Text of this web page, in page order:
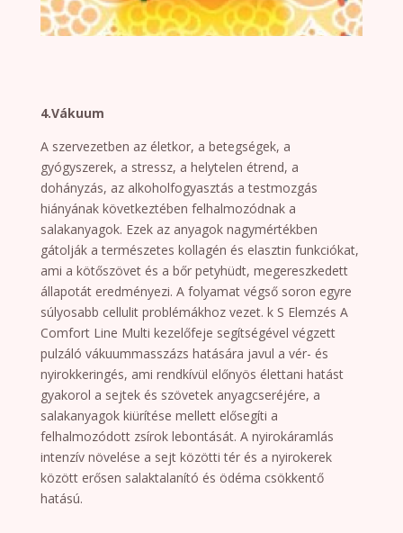
4.Vákuum
A szervezetben az életkor, a betegségek, a
gyógyszerek, a stressz, a helytelen étrend, a
dohányzás, az alkoholfogyasztás a testmozgás
hiányának következtében felhalmozódnak a
salakanyagok. Ezek az anyagok nagymértékben
gátolják a természetes kollagén és elasztin funkciókat,
ami a kötőszövet és a bőr petyhüdt, megereszkedett
állapotát eredményezi. A folyamat végső soron egyre
súlyosabb cellulit problémákhoz vezet. k S Elemzés A
Comfort Line Multi kezelőfeje segítségével végzett
pulzáló vákuummasszázs hatására javul a vér- és
nyirokkeringés, ami rendkívül előnyös élettani hatást
gyakorol a sejtek és szövetek anyagcseréjére, a
salakanyagok kiürítése mellett elősegíti a
felhalmozódott zsírok lebontását. A nyirokáramlás
intenzív növelése a sejt közötti tér és a nyirokerek
között erősen salaktalanító és ödéma csökkentő
hatású.